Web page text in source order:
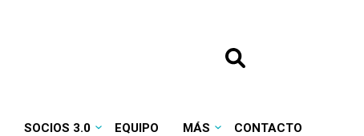
SOCIOS 3.0 EQUIPO MÁS CONTACTO